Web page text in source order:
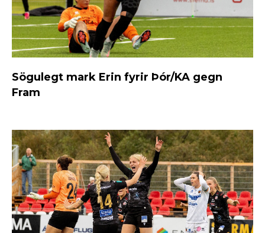
Sögulegt mark Erin fyrir Þór/KA gegn
Fram